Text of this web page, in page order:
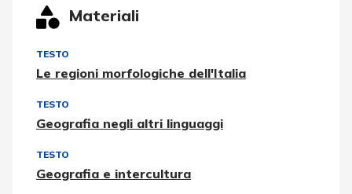
Materiali
TESTO
Le regioni morfologiche dell'Italia
TESTO
Geografia negli altri linguaggi
TESTO
Geografia e intercultura